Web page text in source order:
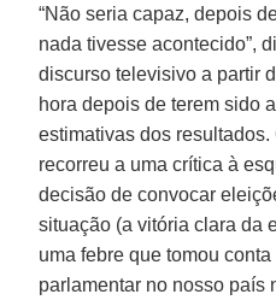
“Não seria capaz, depois
nada tivesse acontecido”,
discurso televisivo a partir
hora depois de terem sido
estimativas dos resultados.
recorreu a uma crítica à
decisão de convocar
situação (a vitória clara da
uma febre que tomou
parlamentar no nosso país